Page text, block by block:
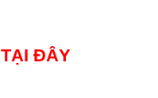
TẠI ĐÂY